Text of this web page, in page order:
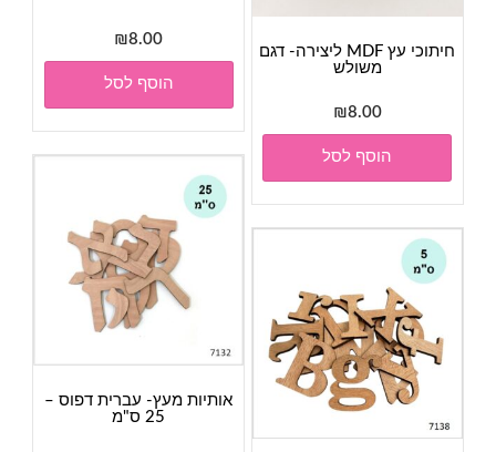
₪8.00
הוסף לסל
חיתוכי עץ MDF ליצירה- דגם
משולש
₪8.00
הוסף לסל
אותיות מעץ- עברית דפוס –
25 ס"מ